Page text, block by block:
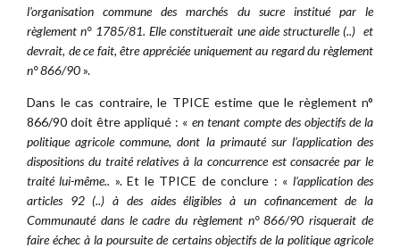
l’organisation commune des marchés du sucre institué par le
règlement n° 1785/81. Elle constituerait une aide structurelle (..) et
devrait, de ce fait, être appréciée uniquement au regard du règlement
n° 866/90».
Dans le cas contraire, le TPICE estime que le règlement n°
866/90 doit être appliqué : « en tenant compte des objectifs de la
politique agricole commune, dont la primauté sur l’application des
dispositions du traité relatives à la concurrence est consacrée par le
traité lui-même.. ». Et le TPICE de conclure : « l’application des
articles 92 (..) à des aides éligibles à un cofinancement de la
Communauté dans le cadre du règlement n° 866/90 risquerait de
faire échec à la poursuite de certains objectifs de la politique agricole